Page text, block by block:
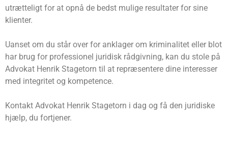
utrætteligt for at opnå de bedst mulige resultater for sine
klienter.
Uanset om du står over for anklager om kriminalitet eller blot
har brug for professionel juridisk rådgivning, kan du stole på
Advokat Henrik Stagetorn til at repræsentere dine interesser
med integritet og kompetence.
Kontakt Advokat Henrik Stagetorn i dag og få den juridiske
hjælp, du fortjener.